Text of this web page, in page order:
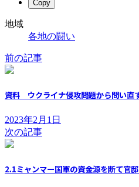
Copy
地域
各地の闘い
前の記事
資料 ウクライナ侵攻問題から問い直
2023年2月1日
次の記事
2.1ミャンマー国軍の資金源を断て官